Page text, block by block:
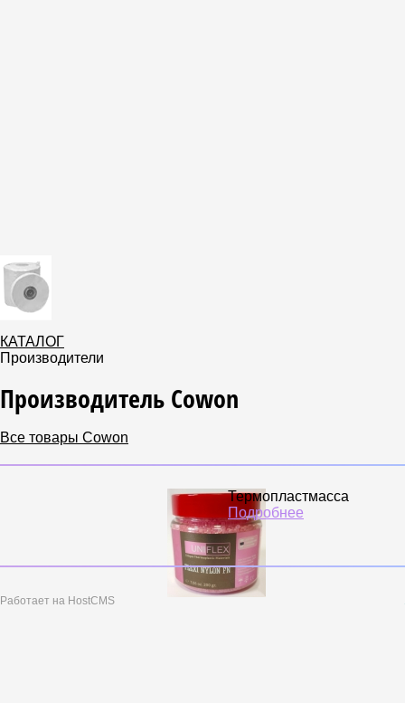
КАТАЛОГ
Производители
Производитель Cowon
Все товары Cowon
Термопластмасса
Подробнее
Работает на HostCMS